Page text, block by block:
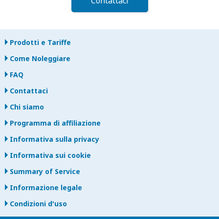
Prodotti e Tariffe
Come Noleggiare
FAQ
Contattaci
Chi siamo
Programma di affiliazione
Informativa sulla privacy
Informativa sui cookie
Summary of Service
Informazione legale
Condizioni d'uso